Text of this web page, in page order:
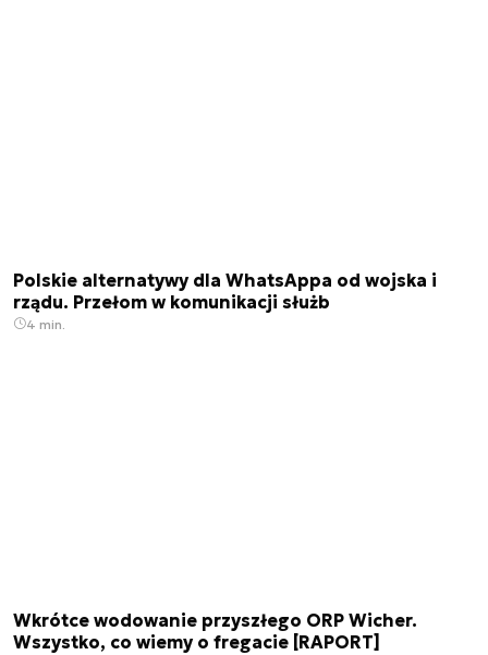
Polskie alternatywy dla WhatsAppa od wojska i
rządu. Przełom w komunikacji służb
4 min.
Wkrótce wodowanie przyszłego ORP Wicher.
Wszystko, co wiemy o fregacie [RAPORT]